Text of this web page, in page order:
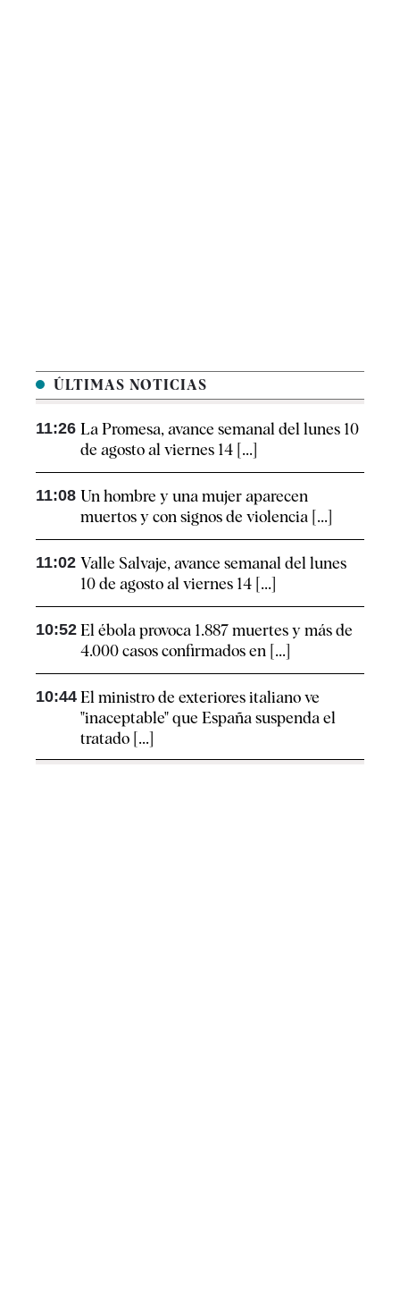
ÚLTIMAS NOTICIAS
11:26 La Promesa, avance semanal del lunes 10
de agosto al viernes 14 [...]
11:08 Un hombre y una mujer aparecen
muertos y con signos de violencia [...]
11:02 Valle Salvaje, avance semanal del lunes
10 de agosto al viernes 14 [...]
10:52 El ébola provoca 1.887 muertes y más de
4.000 casos confirmados en [...]
10:44 El ministro de exteriores italiano ve
"inaceptable" que España suspenda el
tratado [...]